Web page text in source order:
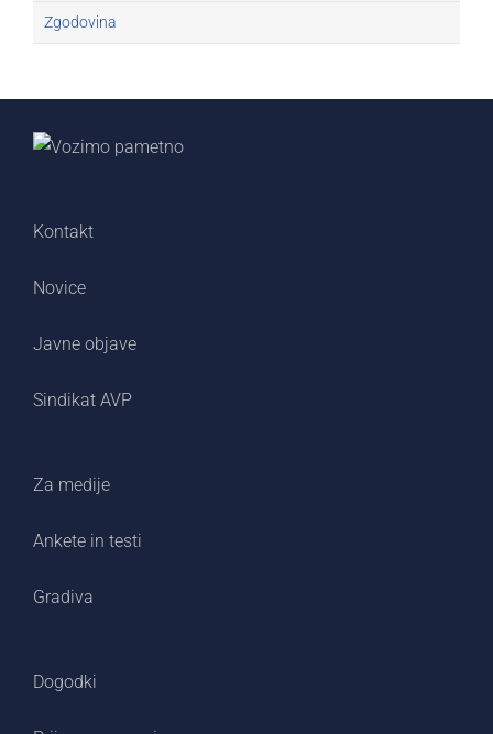
Zgodovina
Kontakt
Novice
Javne objave
Sindikat AVP
Za medije
Ankete in testi
Gradiva
Dogodki